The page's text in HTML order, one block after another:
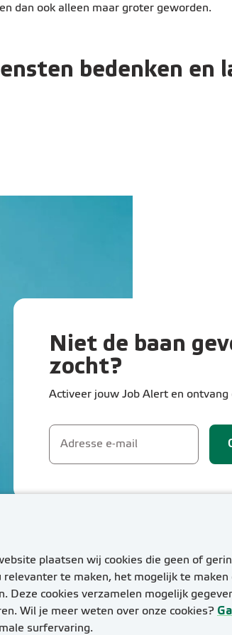
plaatsen wij cookies die geen of
te maken, het mogelijk te
cookies verzamelen mogelijk
Wil je meer weten over onze cookies?
surfervaring.
dan ook alleen maar groter geworden.
bedenken en
Niet de baan
zocht?
Activeer jouw Job Alert en